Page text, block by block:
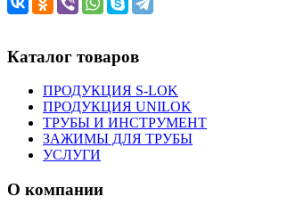
Каталог товаров
ПРОДУКЦИЯ S-LOK
ПРОДУКЦИЯ UNILOK
ТРУБЫ И ИНСТРУМЕНТ
ЗАЖИМЫ ДЛЯ ТРУБЫ
УСЛУГИ
О компании